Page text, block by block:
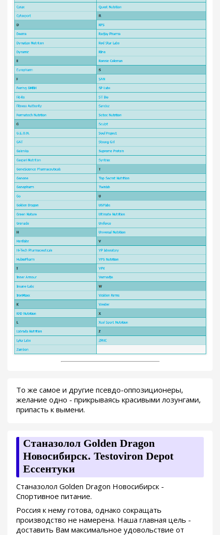
То же самое и другие псевдо-оппозиционеры,
желание одно - прикрываясь красивыми лозунгами,
припасть к вымени.
Станазолол Golden Dragon
Новосибирск. Testoviron Depot
Ессентуки
Станазолол Golden Dragon Новосибирск -
Спортивное питание.
Россия к нему готова, однако сокращать
производство не намерена. Наша главная цель -
доставить Вам максимальное удовольствие от